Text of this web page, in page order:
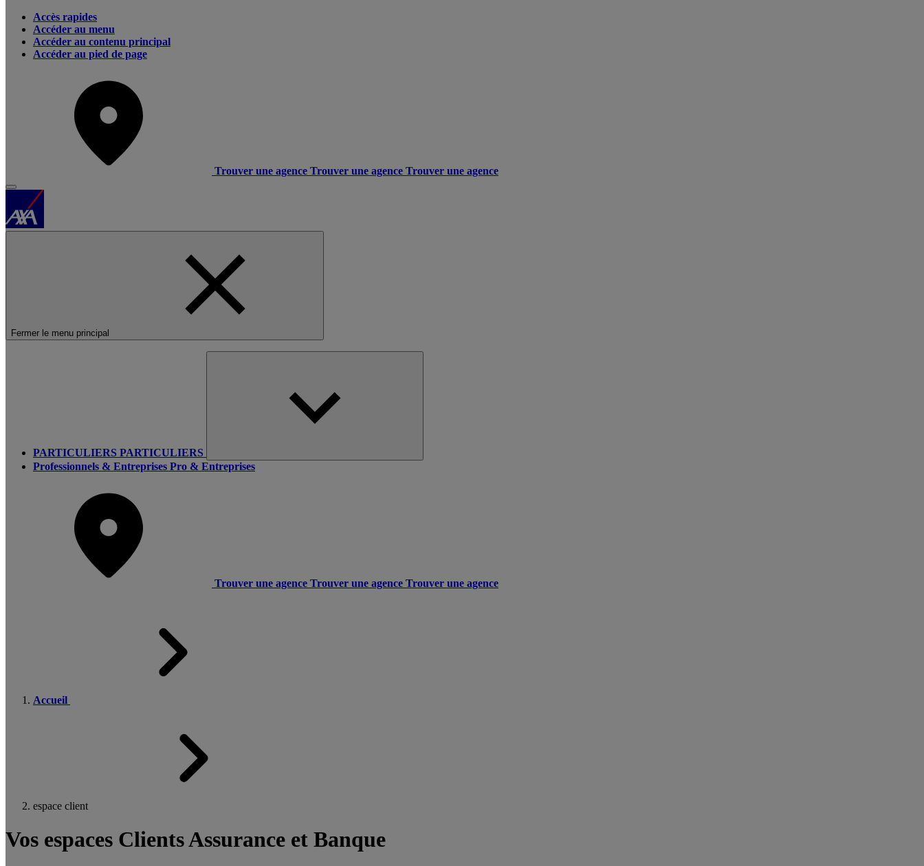
Accès rapides
Accéder au menu
Accéder au contenu principal
Accéder au pied de page
Trouver une agence Trouver une agence Trouver une agence
Fermer le menu principal
PARTICULIERS PARTICULIERS
Professionnels & Entreprises Pro & Entreprises
Trouver une agence Trouver une agence Trouver une agence
Accueil
espace client
Vos espaces Clients Assurance et Banque